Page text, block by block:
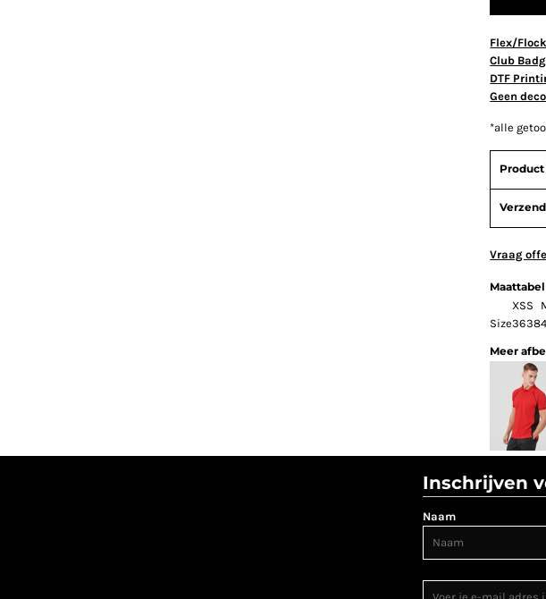
Flex/Flock
Club
DTF
Geen
*alle
Vraag
Maattabel
XSS
Size3638
Meer
Inschrijven
Naam